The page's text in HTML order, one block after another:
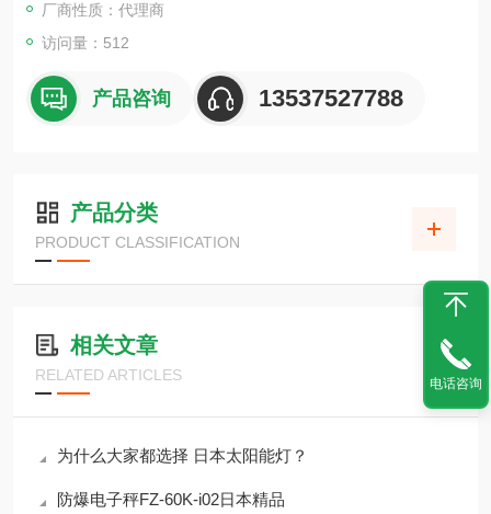
厂商性质：代理商
访问量：512
产品咨询 13537527788
产品分类
PRODUCT CLASSIFICATION
相关文章
RELATED ARTICLES
为什么大家都选择 日本太阳能灯？
防爆电子秤FZ-60K-i02日本精品
电话咨询